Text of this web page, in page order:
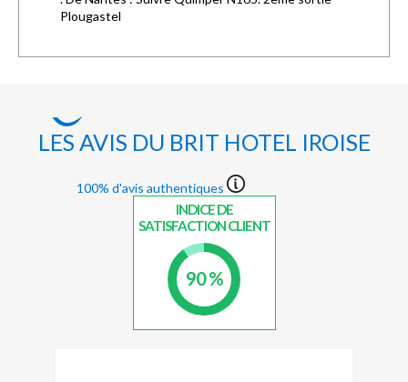
Plougastel
LES AVIS DU BRIT HOTEL IROISE
100% d'avis authentiques
INDICE DE
SATISFACTION CLIENT
90 %